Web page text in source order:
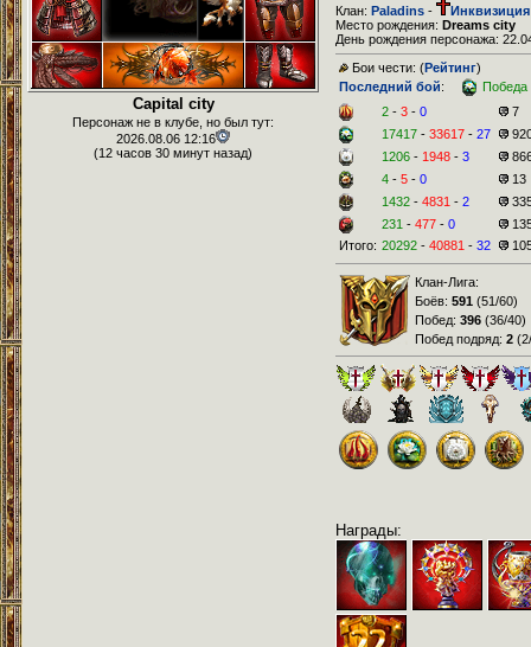
Capital city
Персонаж не в клубе, но был тут:
2026.08.06 12:16
(12 часов 30 минут назад)
Клан: Paladins -
Инквизиция
Место рождения: Dreams city
День рождения персонажа:
Бои чести: (Рейтинг)
Последний бой:
Победа
2 - 3 - 0
7
17417 - 33617 - 27
1206 - 1948 - 3
4 - 5 - 0
13
1432 - 4831 - 2
231 - 477 - 0
Итого: 20292 - 40881 - 32
Клан-Лига:
Боёв: 591 (51/60)
Побед: 396 (36/40)
Побед подряд: 2 (
Награды: